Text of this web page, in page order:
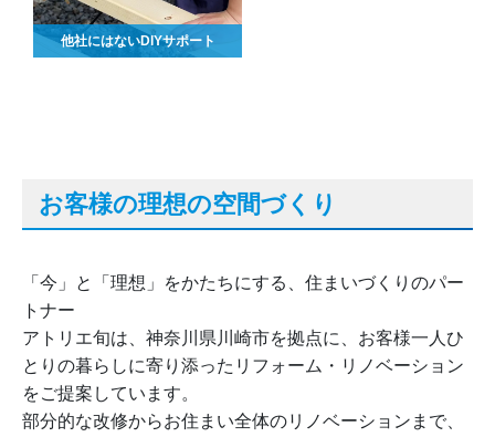
他社にはないDIYサポート
お客様の理想の空間づくり
「今」と「理想」をかたちにする、住まいづくりのパー
トナー
アトリエ旬は、神奈川県川崎市を拠点に、お客様一人ひ
とりの暮らしに寄り添ったリフォーム・リノベーション
をご提案しています。
部分的な改修からお住まい全体のリノベーションまで、